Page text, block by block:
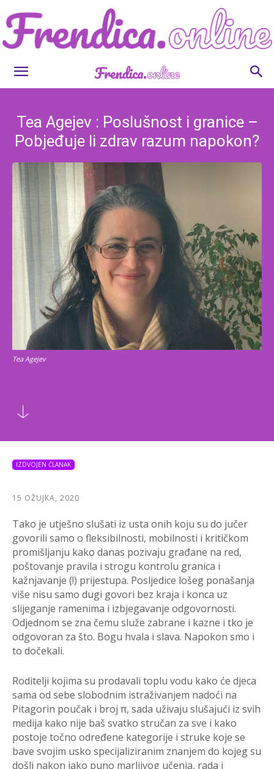
Frendica.online
Tea Agejev : Poslušnost i granice –
Pobjeđuje li zdrav razum napokon?
Tea Agejev
IZDVOJEN ČLANAK
15 OŽUJKA, 2020
Tako je utješno slušati iz usta onih koju su do jučer
govorili samo o fleksibilnosti, mobilnosti i kritičkom
promišljanju kako danas pozivaju građane na red,
poštovanje pravila i strogu kontrolu granica i
kažnjavanje (!) prijestupa. Posljedice lošeg ponašanja
više nisu samo dugi govori bez kraja i konca uz
slijeganje ramenima i izbjegavanje odgovornosti.
Odjednom se zna čemu služe zabrane i kazne i tko je
odgovoran za što. Bogu hvala i slava. Napokon smo i
to dočekali.
Roditelji kojima su prodavali toplu vodu kako će djeca
sama od sebe slobodnim istraživanjem nadoći na
Pitagorin poučak i broj π, sada uživaju slušajući iz svih
medija kako nije baš svatko stručan za sve i kako
postoje točno određene kategorije i struke koje se
bave svojim usko specijaliziranim znanjem do kojeg su
došli nakon jako puno marljivog učenja, rada i